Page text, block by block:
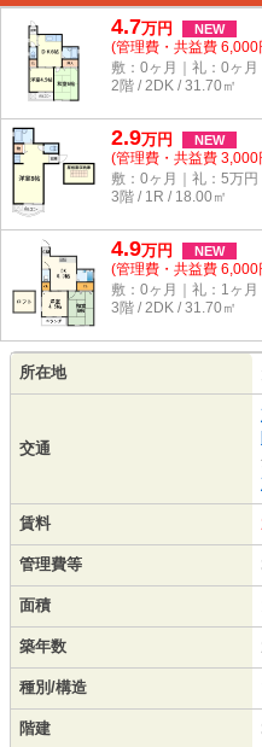
4.7万円 NEW
(管理費・共益費 6,000
敷：0ヶ月｜礼：0ヶ月
2階 / 2DK / 31.70㎡
2.9万円 NEW
(管理費・共益費 3,000
敷：0ヶ月｜礼：5万円
3階 / 1R / 18.00㎡
4.9万円 NEW
(管理費・共益費 6,000
敷：0ヶ月｜礼：1ヶ月
3階 / 2DK / 31.70㎡
所在地
交通
賃料
管理費等
面積
築年数
種別/構造
階建